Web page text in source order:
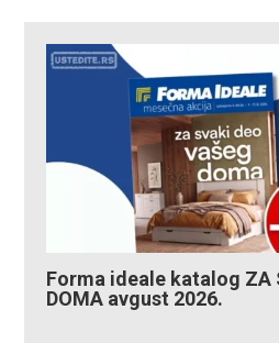
Forma ideale katalog ZA
DOMA avgust 2026.